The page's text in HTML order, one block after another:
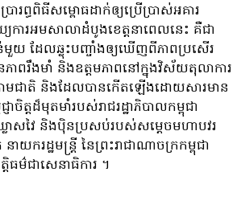
រារព្ធពិធីសម្ពោធដាក់ឲ្យប្រើប្រាស់អគារ
ារអមសាលាដំបូងខេត្តនាពេលនេះ គឺជា
យ ដែលឆ្លុះបញ្ចាំងឲ្យឃើញពីភាពប្រសើរ
ាពរឹងមាំ និងឧត្ដមភាពនៅក្នុងវិស័យតុលាការ
ោមជាតិ និងដែលបានកើតឡើងដោយសារមាន
ញាចិត្តដ៏មុតមាំរបស់រាជរដ្ឋាភិបាលកម្ពុជា
ាសវៃ និងប៉ិនប្រសប់របស់សម្តេចមហាបវរ
ករដ្ឋមន្ត្រី នៃព្រះរាជាណាចក្រកម្ពុជា
ម៌ជាសេនាធិការ ។